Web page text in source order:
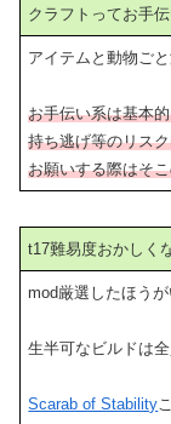
クラフトってお手
アイテムと動物ご
お手伝い系は基本
持ち逃げ等のリス
お願いする際はそ
t17難易度おかしく
mod厳選したほう
生半可なビルドは
Scarab of Stability